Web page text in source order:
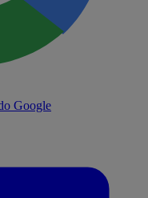
Google